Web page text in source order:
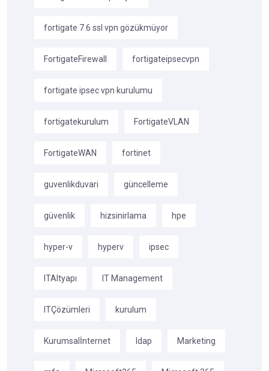
fortigate 7.6 ssl vpn gözükmüyor
FortigateFirewall fortigateipsecvpn
fortigate ipsec vpn kurulumu
fortigatekurulum FortigateVLAN
FortigateWAN fortinet
guvenlikduvari güncelleme
güvenlik hizsinirlama hpe
hyper-v hyperv ipsec
ITAltyapı IT Management
ITÇözümleri kurulum
Kurumsalİnternet ldap Marketing